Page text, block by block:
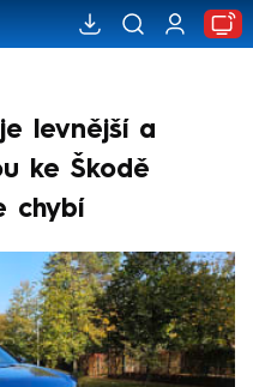
levnější a
ke Škodě
chybí